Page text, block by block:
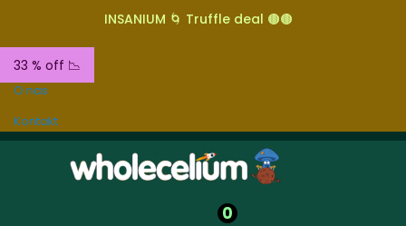
INSANIUM 🌀 Truffle deal 🟤🟤
33 % off 📉
O nas
Kontakt
0